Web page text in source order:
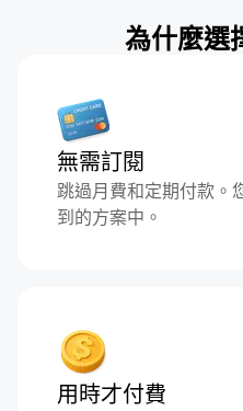
為什麼選
無需訂閱
跳過月費和定期付款。
到的方案中。
用時才付費